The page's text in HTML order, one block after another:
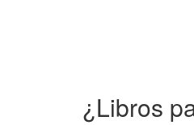
¿Libros